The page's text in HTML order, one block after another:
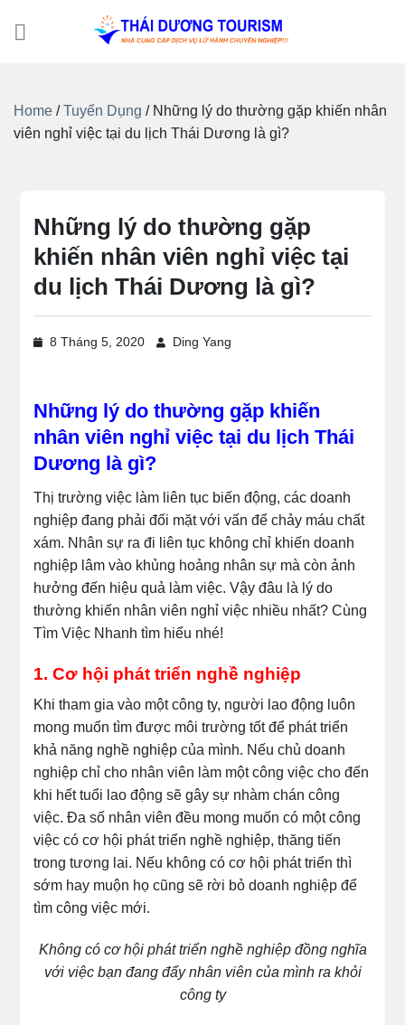
Home /Tuyển Dụng / Những lý do thường gặp khiến nhân
viên nghỉ việc tại du lịch Thái Dương là gì?
Những lý do thường gặp
khiến nhân viên nghỉ việc tại
du lịch Thái Dương là gì?
8 Tháng 5, 2020 Ding Yang
Những lý do thường gặp khiến
nhân viên nghỉ việc tại du lịch Thái
Dương là gì?
Thị trường việc làm liên tục biến động, các doanh
nghiệp đang phải đối mặt với vấn để chảy máu chất
xám. Nhân sự ra đi liên tục không chỉ khiến doanh
nghiệp lâm vào khủng hoảng nhân sự mà còn ảnh
hưởng đến hiệu quả làm việc. Vậy đâu là lý do
thường khiến nhân viên nghỉ việc nhiều nhất? Cùng
Tìm Việc Nhanh tìm hiểu nhé!
1. Cơ hội phát triển nghề nghiệp
Khi tham gia vào một công ty, người lao động luôn
mong muốn tìm được môi trường tốt để phát triển
khả năng nghề nghiệp của mình. Nếu chủ doanh
nghiệp chỉ cho nhân viên làm một công việc cho đến
khi hết tuổi lao động sẽ gây sự nhàm chán công
việc. Đa số nhân viên đều mong muốn có một công
việc có cơ hội phát triển nghề nghiệp, thăng tiến
trong tương lai. Nếu không có cơ hội phát triển thì
sớm hay muộn họ cũng sẽ rời bỏ doanh nghiệp để
tìm công việc mới.
Không có cơ hội phát triển nghề nghiệp đồng nghĩa
với việc bạn đang đẩy nhân viên của mình ra khỏi
công ty